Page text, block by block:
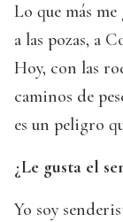
Lo que más
a las pozas, a
Hoy, con las
caminos de
es un peligro
¿Le gusta el
Yo soy